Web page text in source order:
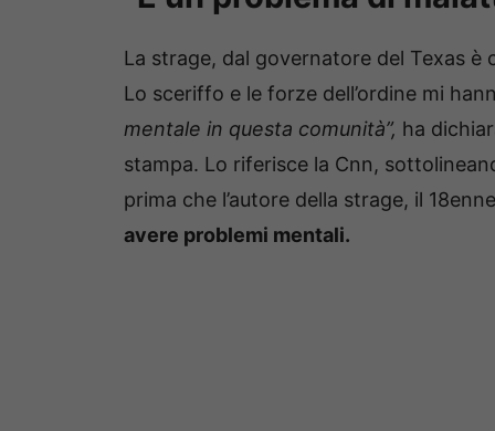
La strage, dal governatore del Texas è
Lo sceriffo e le forze dell’ordine mi
mentale in questa comunità”, ha
stampa. Lo riferisce la Cnn,
prima che l’autore della strage, il
avere problemi mentali.